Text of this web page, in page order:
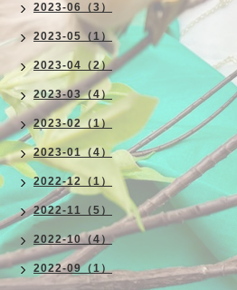
2023-06（3）
2023-05（1）
2023-04（2）
2023-03（4）
2023-02（1）
2023-01（4）
2022-12（1）
2022-11（5）
2022-10（4）
2022-09（1）